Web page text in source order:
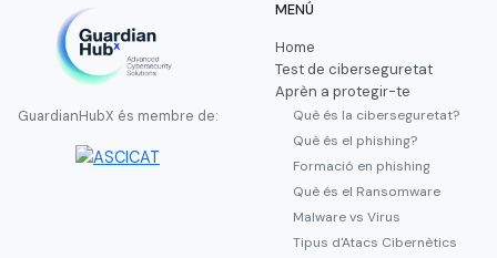
GuardianHubX és membre de:
MENÚ
Home
Test de ciberseguretat
Aprèn a protegir-te
Què és la ciberseguretat?
Què és el phishing?
Formació en phishing
Què és el Ransomware
Malware vs Virus
Tipus d'Atacs Cibernètics